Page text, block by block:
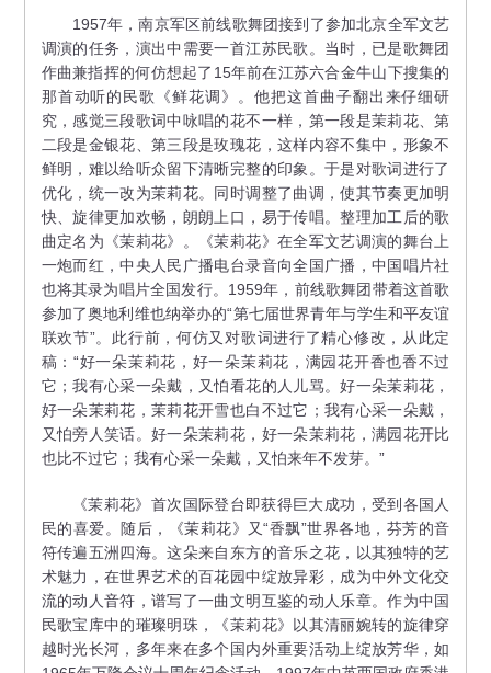
1957年，南京军区前线歌舞团接到了参加北京全军文艺
调演的任务，演出中需要一首江苏民歌。当时，已是歌舞团
作曲兼指挥的何仿想起了15年前在江苏六合金牛山下搜集的
那首动听的民歌《鲜花调》。他把这首曲子翻出来仔细研
究，感觉三段歌词中咏唱的花不一样，第一段是茉莉花、第
二段是金银花、第三段是玫瑰花，这样内容不集中，形象不
鲜明，难以给听众留下清晰完整的印象。于是对歌词进行了
优化，统一改为茉莉花。同时调整了曲调，使其节奏更加明
快、旋律更加欢畅，朗朗上口，易于传唱。整理加工后的歌
曲定名为《茉莉花》。《茉莉花》在全军文艺调演的舞台上
一炮而红，中央人民广播电台录音向全国广播，中国唱片社
也将其录为唱片全国发行。1959年，前线歌舞团带着这首歌
参加了奥地利维也纳举办的“第七届世界青年与学生和平友谊
联欢节”。此行前，何仿又对歌词进行了精心修改，从此定
稿：“好一朵茉莉花，好一朵茉莉花，满园花开香也香不过
它；我有心采一朵戴，又怕看花的人儿骂。好一朵茉莉花，
好一朵茉莉花，茉莉花开雪也白不过它；我有心采一朵戴，
又怕旁人笑话。好一朵茉莉花，好一朵茉莉花，满园花开比
也比不过它；我有心采一朵戴，又怕来年不发芽。”
《茉莉花》首次国际登台即获得巨大成功，受到各国人
民的喜爱。随后，《茉莉花》又“香飘”世界各地，芬芳的音
符传遍五洲四海。这朵来自东方的音乐之花，以其独特的艺
术魅力，在世界艺术的百花园中绽放异彩，成为中外文化交
流的动人音符，谱写了一曲文明互鉴的动人乐章。作为中国
民歌宝库中的璀璨明珠，《茉莉花》以其清丽婉转的旋律穿
越时光长河，多年来在多个国内外重要活动上绽放芳华，如